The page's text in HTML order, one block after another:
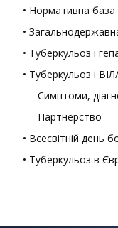
• Нормативна
•
• Туберкульоз і
• Туберкульоз і
Симптоми,
Партнерство
• Всесвітній день
• Туберкульоз в